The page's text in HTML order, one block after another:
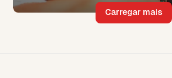
Carregar mais